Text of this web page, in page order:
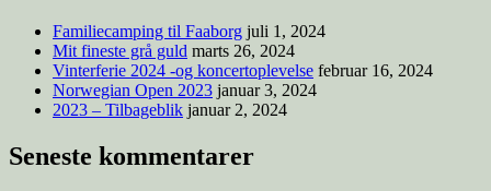
Familiecamping til Faaborg juli 1, 2024
Mit fineste grå guld marts 26, 2024
Vinterferie 2024 -og koncertoplevelse februar 16, 2024
Norwegian Open 2023 januar 3, 2024
2023 – Tilbageblik januar 2, 2024
Seneste kommentarer